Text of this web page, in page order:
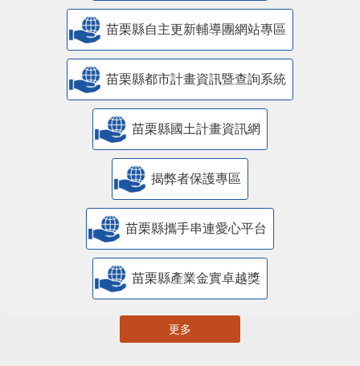
苗栗縣自主更新輔導團網站專區
苗栗縣都市計畫資訊暨查詢系統
苗栗縣國土計畫資訊網
揭弊者保護專區
苗栗縣攜手串連愛心平台
苗栗縣產業金實卓越獎
更多